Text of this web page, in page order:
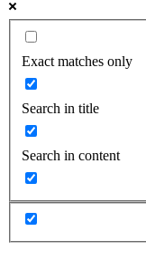
Exact matches only
Search in title
Search in content